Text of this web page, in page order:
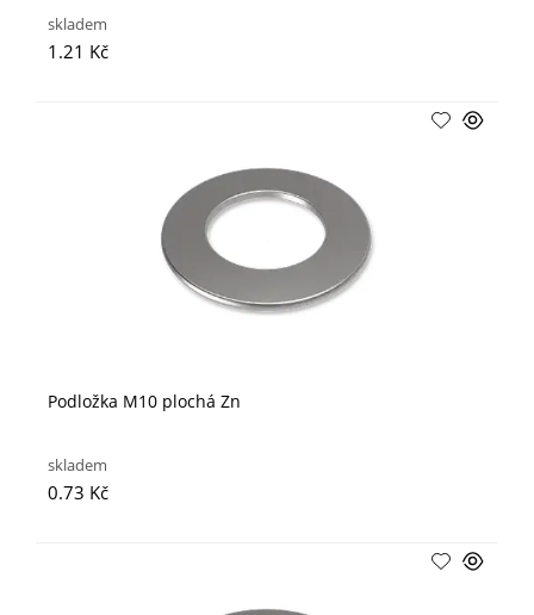
skladem
1.21 Kč
Podložka M10 plochá Zn
skladem
0.73 Kč